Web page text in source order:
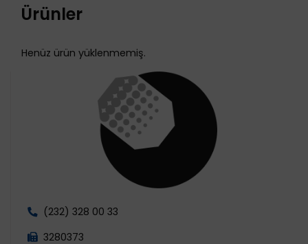
Ürünler
Henüz ürün yüklenmemiş.
(232) 328 00 33
3280373